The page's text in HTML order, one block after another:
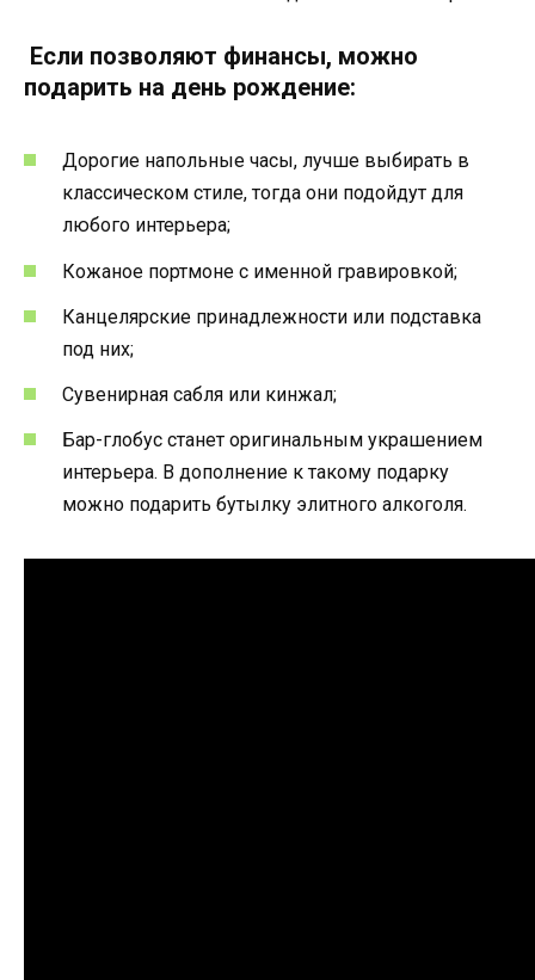
Если позволяют финансы, можно
подарить на день рождение:
Дорогие напольные часы, лучше выбирать в
классическом стиле, тогда они подойдут для
любого интерьера;
Кожаное портмоне с именной гравировкой;
Канцелярские принадлежности или подставка
под них;
Сувенирная сабля или кинжал;
Бар-глобус станет оригинальным украшением
интерьера. В дополнение к такому подарку
можно подарить бутылку элитного алкоголя.